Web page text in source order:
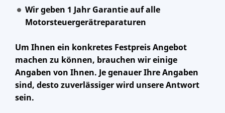
Wir geben 1 Jahr Garantie auf alle
Motorsteuergerätreparaturen
Um Ihnen ein konkretes Festpreis Angebot
machen zu können, brauchen wir einige
Angaben von Ihnen. Je genauer Ihre Angaben
sind, desto zuverlässiger wird unsere Antwort
sein.